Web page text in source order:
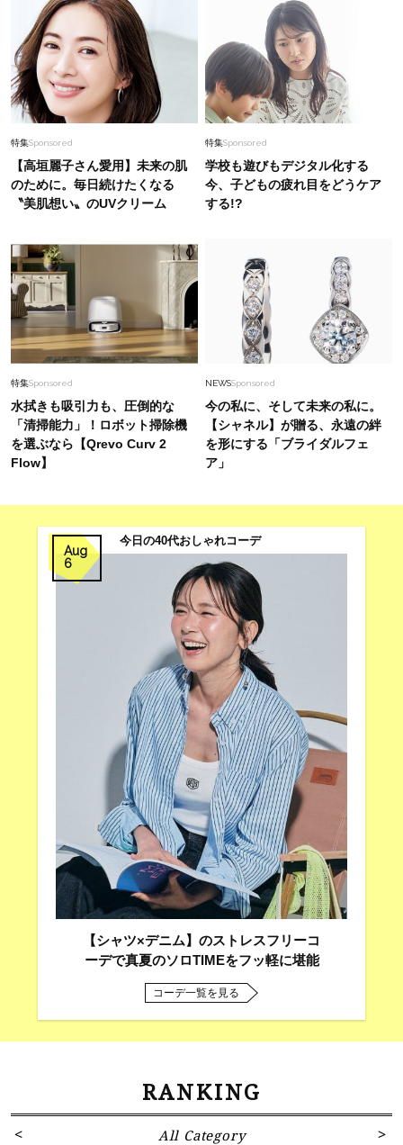
特集Sponsored
【高垣麗子さん愛用】未来の肌
のために。毎日続けたくなる
〝美肌想い〟のUVクリーム
特集Sponsored
学校も遊びもデジタル化する
今、子どもの疲れ目をどうケア
する!?
特集Sponsored
水拭きも吸引力も、圧倒的な
「清掃能力」！ロボット掃除機
を選ぶなら【Qrevo Curv 2
Flow】
NEWSSponsored
今の私に、そして未来の私に。
【シャネル】が贈る、永遠の絆
を形にする「ブライダルフェ
ア」
Aug
6
今日の40代おしゃれコーデ
【シャツ×デニム】のストレスフリーコ
ーデで真夏のソロTIMEをフッ軽に堪能
コーデ一覧を見る
RANKING
All Category